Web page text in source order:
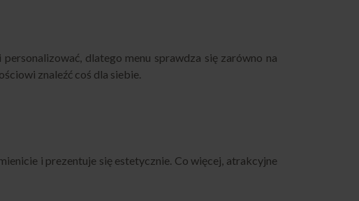
dlatego menu sprawdza się zarówno na
znaleźć coś dla siebie.
i prezentuje się estetycznie. Co więcej, atrakcyjne